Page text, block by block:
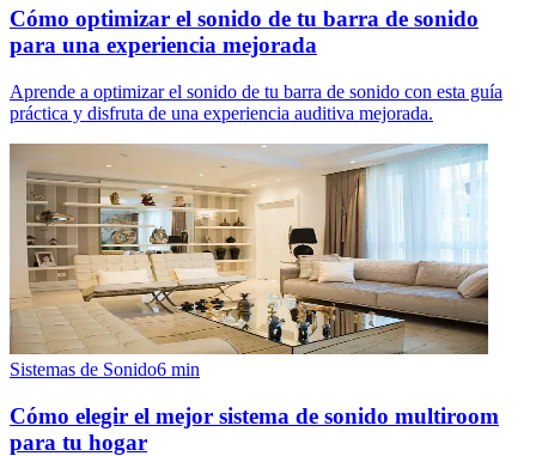
Cómo optimizar el sonido de tu barra de sonido
para una experiencia mejorada
Aprende a optimizar el sonido de tu barra de sonido con esta guía
práctica y disfruta de una experiencia auditiva mejorada.
Sistemas de Sonido6 min
Cómo elegir el mejor sistema de sonido multiroom
para tu hogar